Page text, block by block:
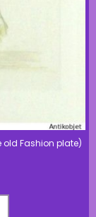
old Fashion plate)